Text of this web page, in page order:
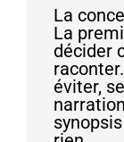
La
La
décider
éviter,